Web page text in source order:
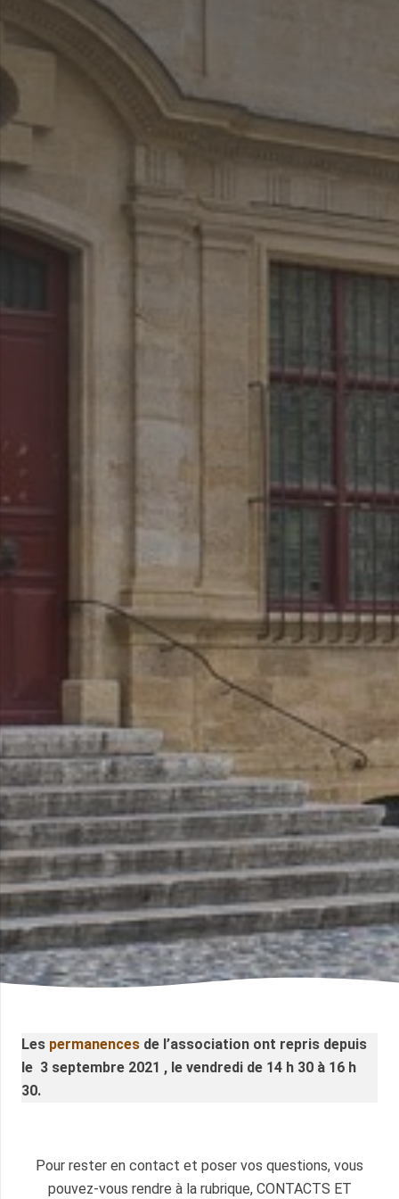
Les permanences de l’association ont repris depuis
le 3 septembre 2021 , le vendredi de 14 h 30 à 16 h
30.
Pour rester en contact et poser vos questions, vous
pouvez-vous rendre à la rubrique, CONTACTS ET